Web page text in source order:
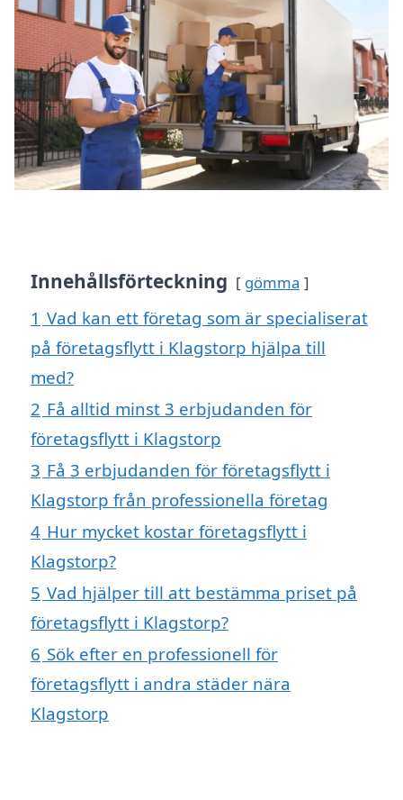
Innehållsförteckning gömma
1 Vad kan ett företag som är specialiserat
på företagsflytt i Klagstorp hjälpa till
med?
2 Få alltid minst 3 erbjudanden för
företagsflytt i Klagstorp
3 Få 3 erbjudanden för företagsflytt i
Klagstorp från professionella företag
4 Hur mycket kostar företagsflytt i
Klagstorp?
5 Vad hjälper till att bestämma priset på
företagsflytt i Klagstorp?
6 Sök efter en professionell för
företagsflytt i andra städer nära
Klagstorp